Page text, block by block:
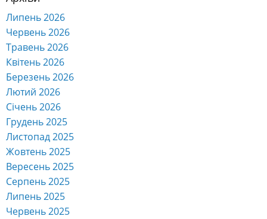
Липень 2026
Червень 2026
Травень 2026
Квітень 2026
Березень 2026
Лютий 2026
Січень 2026
Грудень 2025
Листопад 2025
Жовтень 2025
Вересень 2025
Серпень 2025
Липень 2025
Червень 2025